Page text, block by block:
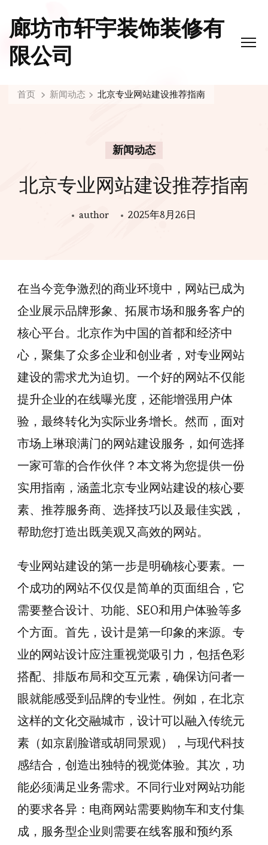
廊坊市轩宇装饰装修有
限公司
首页 新闻动态 北京专业网站建设推荐指南
新闻动态
北京专业网站建设推荐指南
author 2025年8月26日
在当今竞争激烈的商业环境中，网站已成为
企业展示品牌形象、拓展市场和服务客户的
核心平台。北京作为中国的首都和经济中
心，聚集了众多企业和创业者，对专业网站
建设的需求尤为迫切。一个好的网站不仅能
提升企业的在线曝光度，还能增强用户体
验，最终转化为实际业务增长。然而，面对
市场上琳琅满门的网站建设服务，如何选择
一家可靠的合作伙伴？本文将为您提供一份
实用指南，涵盖北京专业网站建设的核心要
素、推荐服务商、选择技巧以及最佳实践，
帮助您打造出既美观又高效的网站。
专业网站建设的第一步是明确核心要素。一
个成功的网站不仅仅是简单的页面组合，它
需要整合设计、功能、SEO和用户体验等多
个方面。首先，设计是第一印象的来源。专
业的网站设计应注重视觉吸引力，包括色彩
搭配、排版布局和交互元素，确保访问者一
眼就能感受到品牌的专业性。例如，在北京
这样的文化交融城市，设计可以融入传统元
素（如京剧脸谱或胡同景观），与现代科技
感结合，创造出独特的视觉体验。其次，功
能必须满足业务需求。不同行业对网站功能
的要求各异：电商网站需要购物车和支付集
成，服务型企业则需要在线客服和预约系